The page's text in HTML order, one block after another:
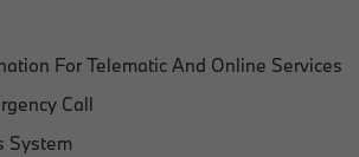
For Telematic And Online Services
Call
System